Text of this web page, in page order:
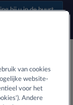
bij u in de buurt.
van cookies
website-
voor het
Andere